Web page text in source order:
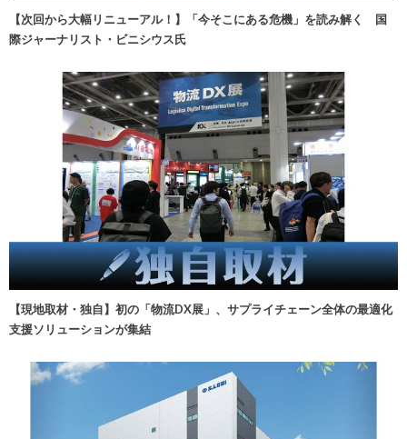
【次回から大幅リニューアル！】「今そこにある危機」を読み解く 国
際ジャーナリスト・ビニシウス氏
【現地取材・独自】初の「物流DX展」、サプライチェーン全体の最適化
支援ソリューションが集結